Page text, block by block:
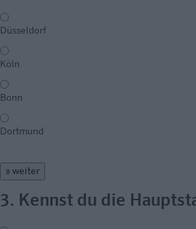
Düsseldorf
Köln
Bonn
Dortmund
» weiter
3. Kennst du die